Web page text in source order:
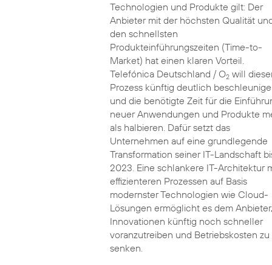
Technologien und Produkte gilt: Der
Anbieter mit der höchsten Qualität
den schnellsten
Produkteinführungszeiten (Time-to-
Market) hat einen klaren Vorteil.
Telefónica Deutschland / O2will
Prozess künftig deutlich
und die benötigte Zeit für die
neuer Anwendungen und Produkte
als halbieren. Dafür setzt das
Unternehmen auf eine grundlegende
Transformation seiner IT-Landschaft
2023. Eine schlankere IT-Architektur
effizienteren Prozessen auf Basis
modernster Technologien wie Cloud-
Lösungen ermöglicht es dem Anbieter,
Innovationen künftig noch schneller
voranzutreiben und Betriebskosten zu
senken.